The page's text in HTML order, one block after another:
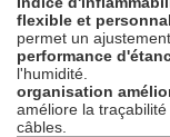
flexible et
permet un
performance
l'humidité.
organisation
améliore la
câbles.